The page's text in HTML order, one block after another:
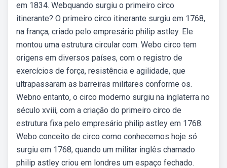
em 1834. Webquando surgiu o primeiro circo
itinerante? O primeiro circo itinerante surgiu em 1768,
na frança, criado pelo empresário philip astley. Ele
montou uma estrutura circular com. Webo circo tem
origens em diversos países, com o registro de
exercícios de força, resistência e agilidade, que
ultrapassaram as barreiras militares conforme os.
Webno entanto, o circo moderno surgiu na inglaterra no
século xviii, com a criação do primeiro circo de
estrutura fixa pelo empresário philip astley em 1768.
Webo conceito de circo como conhecemos hoje só
surgiu em 1768, quando um militar inglês chamado
philip astley criou em londres um espaço fechado.